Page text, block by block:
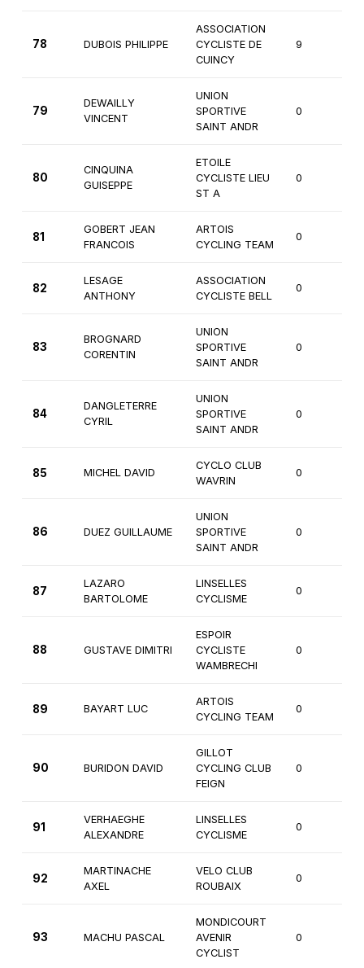
78 DUBOIS PHILIPPE
ASSOCIATION
CYCLISTE DE
CUINCY
9
79
DEWAILLY
VINCENT
UNION
SPORTIVE
SAINT ANDR
0
80
CINQUINA
GUISEPPE
ETOILE
CYCLISTE LIEU
ST A
0
81
GOBERT JEAN
FRANCOIS
ARTOIS
CYCLING TEAM
0
82
LESAGE
ANTHONY
ASSOCIATION
CYCLISTE BELL
0
83
BROGNARD
CORENTIN
UNION
SPORTIVE
SAINT ANDR
0
84
DANGLETERRE
CYRIL
UNION
SPORTIVE
SAINT ANDR
0
85 MICHEL DAVID
CYCLO CLUB
WAVRIN
0
86 DUEZ GUILLAUME
UNION
SPORTIVE
SAINT ANDR
0
87
LAZARO
BARTOLOME
LINSELLES
CYCLISME
0
88 GUSTAVE DIMITRI
ESPOIR
CYCLISTE
WAMBRECHI
0
89 BAYART LUC
ARTOIS
CYCLING TEAM
0
90 BURIDON DAVID
GILLOT
CYCLING CLUB
FEIGN
0
91
VERHAEGHE
ALEXANDRE
LINSELLES
CYCLISME
0
92
MARTINACHE
AXEL
VELO CLUB
ROUBAIX
0
93 MACHU PASCAL
MONDICOURT
AVENIR
CYCLIST
0